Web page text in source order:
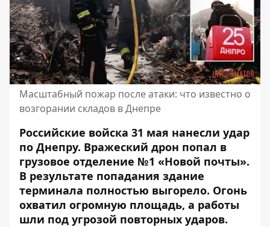
Масштабный пожар после атаки: что известно о
возгорании складов в Днепре
Российские войска 31 мая нанесли удар
по Днепру. Вражеский дрон попал в
грузовое отделение №1 «Новой почты».
В результате попадания здание
терминала полностью выгорело. Огонь
охватил огромную площадь, а работы
шли под угрозой повторных ударов.